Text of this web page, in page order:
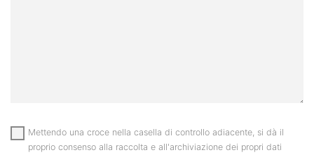
Mettendo una croce nella casella di controllo adiacente, si dà il
proprio consenso alla raccolta e all'archiviazione dei propri dati